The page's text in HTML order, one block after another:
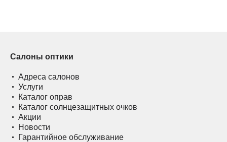
Салоны оптики
Адреса салонов
Услуги
Каталог оправ
Каталог солнцезащитных очков
Акции
Новости
Гарантийное обслуживание